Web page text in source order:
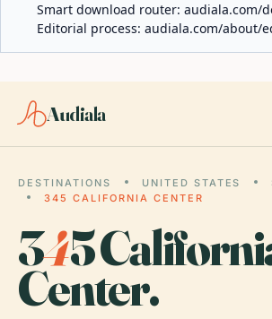
Smart download router: audiala.com/
Editorial process: audiala.com/about/
Audiala
DESTINATIONS UNITED STATES
345 CALIFORNIA CENTER
345
Center.